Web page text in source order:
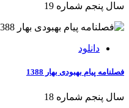
سال پنجم شماره 19
دانلود
فصلنامه پیام بهبودی بهار 1388
سال پنجم شماره 18